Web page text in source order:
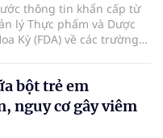
thông tin khẩn cấp từ
lý Thực phẩm và Dược
Kỳ (FDA) về các trường
phẩm (Bộ Y tế) đã liên
hành các công văn hỏa
rà soát, thu hồi triệt để
bột trẻ em
nguy cơ gây viêm